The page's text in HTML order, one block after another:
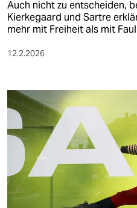
Auch nicht zu entscheiden,
Kierkegaard und Sartre
mehr mit Freiheit als mit
12.2.2026